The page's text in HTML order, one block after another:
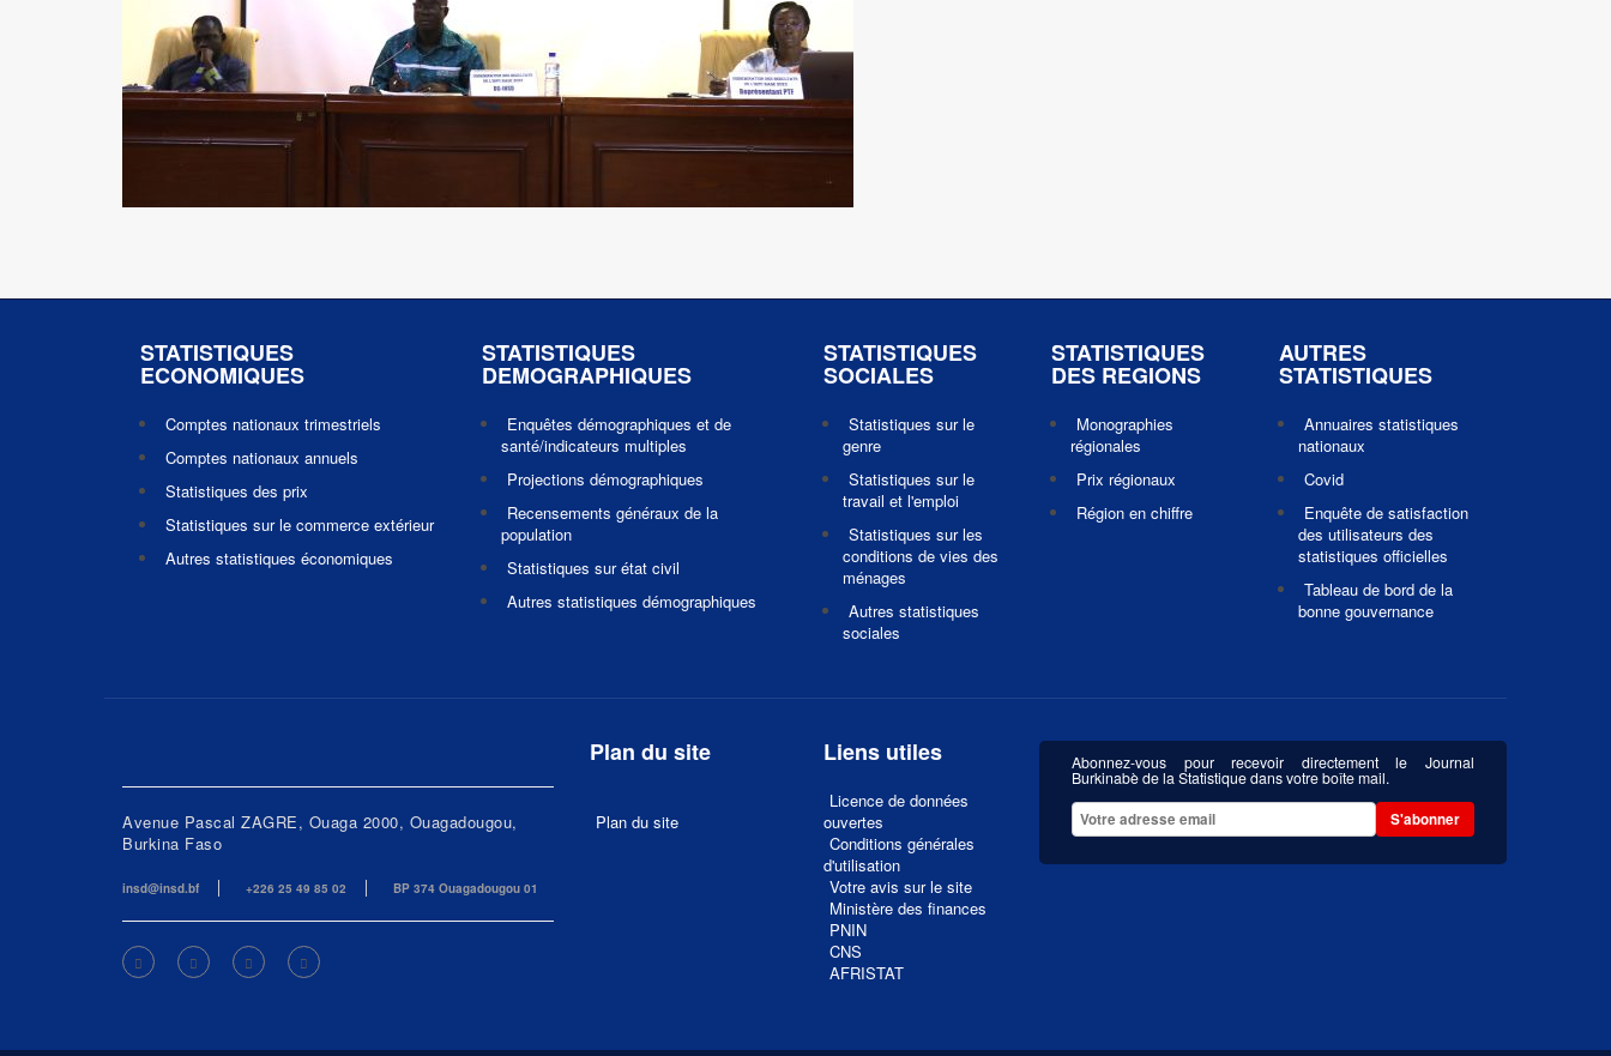
STATISTIQUES
ECONOMIQUES
Comptes nationaux trimestriels
Comptes nationaux annuels
Statistiques des prix
Statistiques sur le commerce extérieur
Autres statistiques économiques
STATISTIQUES
DEMOGRAPHIQUES
Enquêtes démographiques et de
santé/indicateurs multiples
Projections démographiques
Recensements généraux de la
population
Statistiques sur état civil
Autres statistiques démographiques
STATISTIQUES
SOCIALES
Statistiques sur le
genre
Statistiques sur le
travail et l'emploi
Statistiques sur les
conditions de vies des
ménages
Autres statistiques
sociales
STATISTIQUES
DES REGIONS
Monographies
régionales
Prix régionaux
Région en chiffre
AUTRES
STATISTIQUES
Annuaires statistiques
nationaux
Covid
Enquête de satisfaction
des utilisateurs des
statistiques officielles
Tableau de bord de la
bonne gouvernance
Avenue Pascal ZAGRE, Ouaga 2000, Ouagadougou,
Burkina Faso
insd@insd.bf +226 25 49 85 02 BP 374 Ouagadougou 01
Plan du site
Plan du site
Liens utiles
Licence de données
ouvertes
Conditions générales
d'utilisation
Votre avis sur le site
Ministère des finances
PNIN
CNS
AFRISTAT
Abonnez-vous pour recevoir directement le Journal
Burkinabè de la Statistique dans votre boîte mail.
S'abonner